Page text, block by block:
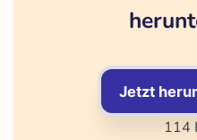
Jetzt
114